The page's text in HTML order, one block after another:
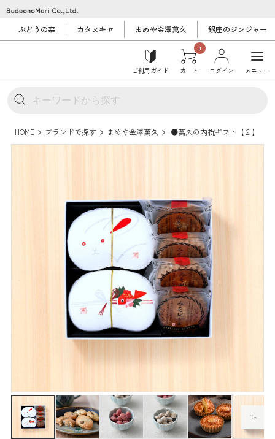
ぶどうの森 カタヌキヤ まめや金澤萬久 銀座のジンジャー
ご利用ガイド
0
カート ログイン メニュー
HOME ブランドで探す まめや金澤萬久 ●萬久の内祝ギフト【２】